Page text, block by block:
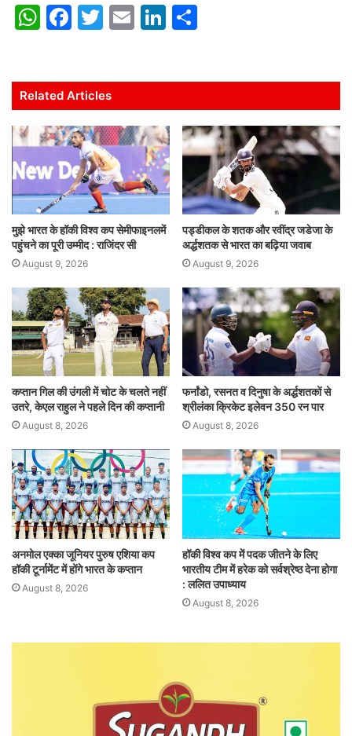
W
s
A
p
p
F
e
b
o
o
k
T
er
E
l
Li
e
dI
n
e
Related Articles
मुझे भारत के हॉकी विश्व कप सेमीफाइनलमें
पहुंचने का पूरी उम्मीद : राजिंदर सी
August 9, 2026
पड्डीकल के शतक और रवींद्र जडेजा के
अर्द्धशतक से भारत का बढ़िया जवाब
August 9, 2026
कप्तान गिल की उंगली में चोट के चलते नहीं
उतरे, केएल राहुल ने पहले दिन की कप्तानी
August 8, 2026
फर्नांडो, रसनत व दिनुषा के अर्द्धशतकों से
श्रीलंका क्रिकेट इलेवन 350 रन पार
August 8, 2026
अनमोल एक्का जूनियर पुरुष एशिया कप
हॉकी टूर्नामेंट में होंगे भारत के कप्तान
August 8, 2026
हॉकी विश्व कप में पदक जीतने के लिए
भारतीय टीम में हरेक को सर्वश्रेष्ठ देना होगा
: ललित उपाध्याय
August 8, 2026